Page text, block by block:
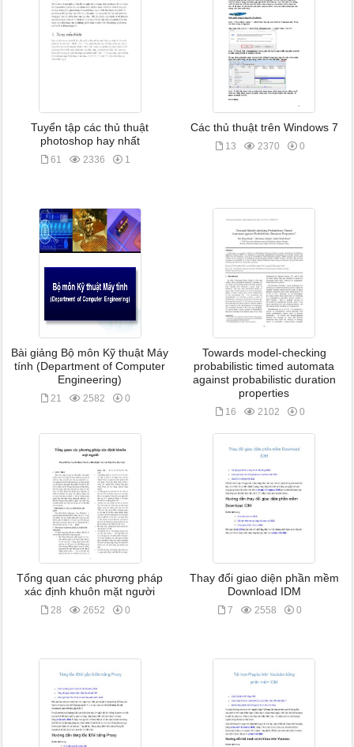
Tuyển tập các thủ thuật
photoshop hay nhất
61 2336 1
Các thủ thuật trên Windows 7
13 2370 0
Bài giảng Bộ môn Kỹ thuật Máy
tính (Department of Computer
Engineering)
21 2582 0
Towards model-checking
probabilistic timed automata
against probabilistic duration
properties
16 2102 0
Tổng quan các phương pháp
xác định khuôn mặt người
28 2652 0
Thay đổi giao diện phần mềm
Download IDM
7 2558 0